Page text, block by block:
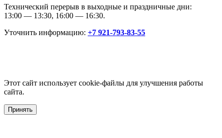
Технический перерыв в выходные и праздничные дни:
13:00 — 13:30, 16:00 — 16:30.
Уточнить информацию: +7 921-793-83-55
Этот сайт использует cookie-файлы для улучшения работы
сайта.
Принять